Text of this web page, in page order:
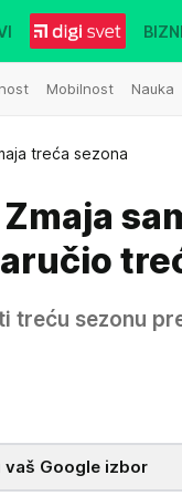
Mobilnost Nauka
treća sezona
treću sezonu
vaš Google izbor